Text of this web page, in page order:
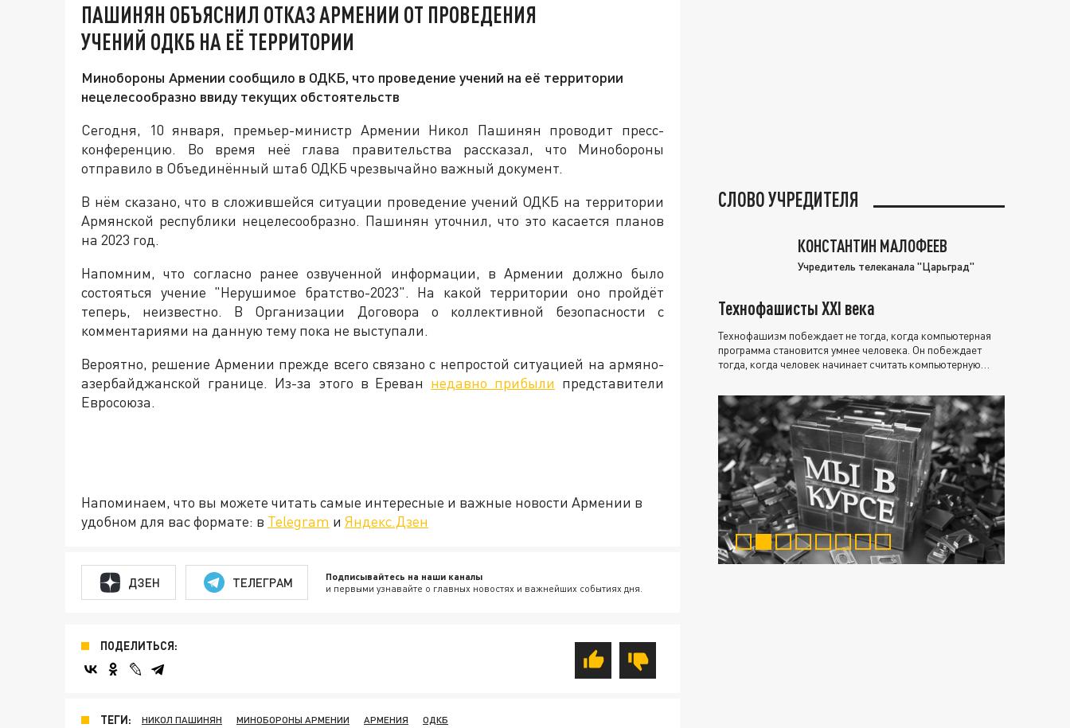
ПАШИНЯН ОБЪЯСНИЛ ОТКАЗ АРМЕНИИ ОТ ПРОВЕДЕНИЯ
УЧЕНИЙ ОДКБ НА ЕЁ ТЕРРИТОРИИ
Минобороны Армении сообщило в ОДКБ, что проведение учений на её территории
нецелесообразно ввиду текущих обстоятельств
Сегодня, 10 января, премьер-министр Армении Никол Пашинян проводит пресс-
конференцию. Во время неё глава правительства рассказал, что Минобороны
отправило в Объединённый штаб ОДКБ чрезвычайно важный документ.
В нём сказано, что в сложившейся ситуации проведение учений ОДКБ на территории
Армянской республики нецелесообразно. Пашинян уточнил, что это касается планов
на 2023 год.
Напомним, что согласно ранее озвученной информации, в Армении должно было
состояться учение "Нерушимое братство-2023". На какой территории оно пройдёт
теперь, неизвестно. В Организации Договора о коллективной безопасности с
комментариями на данную тему пока не выступали.
Вероятно, решение Армении прежде всего связано с непростой ситуацией на армяно-
азербайджанской границе. Из-за этого в Ереван недавно прибыли представители
Евросоюза.
Напоминаем, что вы можете читать самые интересные и важные новости Армении в
удобном для вас формате: в Telegram и Яндекс.Дзен
ДЗЕН ТЕЛЕГРАМ Подписывайтесь на наши каналы
и первыми узнавайте о главных новостях и важнейших событиях дня.
ПОДЕЛИТЬСЯ:
ТЕГИ: НИКОЛ ПАШИНЯН МИНОБОРОНЫ АРМЕНИИ АРМЕНИЯ ОДКБ
СЛОВО УЧРЕДИТЕЛЯ
КОНСТАНТИН МАЛОФЕЕВ
Учредитель телеканала "Царьград"
Технофашисты XXI века
Технофашизм побеждает не тогда, когда компьютерная
программа становится умнее человека. Он побеждает
тогда, когда человек начинает считать компьютерную